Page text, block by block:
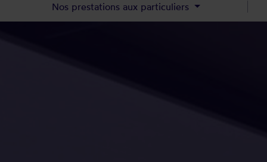
Nos prestations aux particuliers